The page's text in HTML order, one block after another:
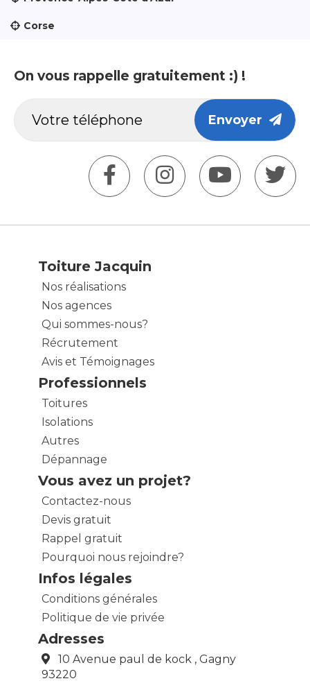
Corse
On vous rappelle gratuitement :) !
Envoyer
Toiture Jacquin
Nos réalisations
Nos agences
Qui sommes-nous?
Récrutement
Avis et Témoignages
Professionnels
Toitures
Isolations
Autres
Dépannage
Vous avez un projet?
Contactez-nous
Devis gratuit
Rappel gratuit
Pourquoi nous rejoindre?
Infos légales
Conditions générales
Politique de vie privée
Adresses
10 Avenue paul de kock , Gagny
93220